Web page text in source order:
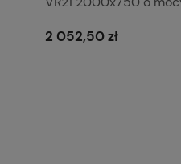
2 052,50 zł